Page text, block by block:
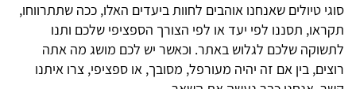
סוגי טיולים שאנחנו אוהבים לחוות ביעדים האלו, ככה שתתרווחו,
תקראו, תסננו לפי יעד או לפי הצורך הספציפי שלכם ותנו
לתשוקה שלכם לגלוש באתר. וכאשר יש לכם מושג מה אתה
רוצים, בין אם זה יהיה מעורפל, מסובך, או ספציפי, צרו איתנו